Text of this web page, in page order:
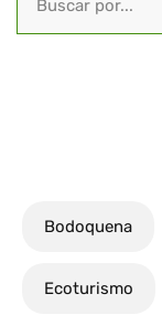
Bodoquena
Ecoturismo